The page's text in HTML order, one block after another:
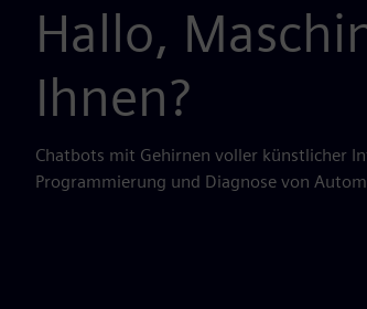
Hallo,
Ihnen?
Chatbots mit Gehirnen voller künstlicher
Programmierung und Diagnose von